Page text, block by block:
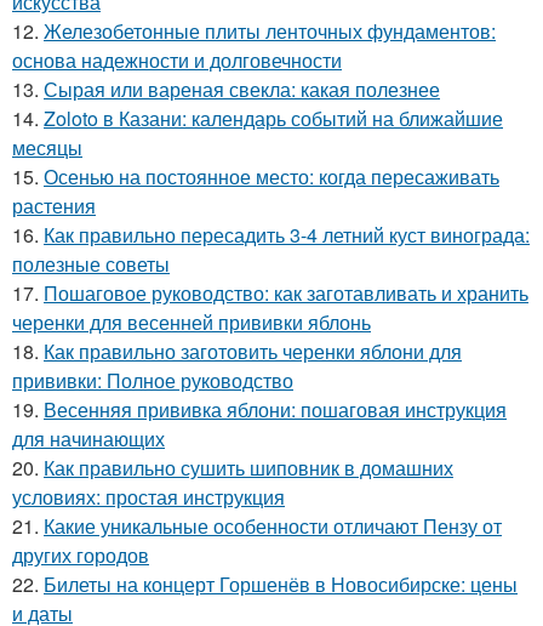
12. Железобетонные плиты ленточных фундаментов:
основа надежности и долговечности
13. Сырая или вареная свекла: какая полезнее
14. Zoloto в Казани: календарь событий на ближайшие
месяцы
15. Осенью на постоянное место: когда пересаживать
растения
16. Как правильно пересадить 3-4 летний куст винограда:
полезные советы
17. Пошаговое руководство: как заготавливать и хранить
черенки для весенней прививки яблонь
18. Как правильно заготовить черенки яблони для
прививки: Полное руководство
19. Весенняя прививка яблони: пошаговая инструкция
для начинающих
20. Как правильно сушить шиповник в домашних
условиях: простая инструкция
21. Какие уникальные особенности отличают Пензу от
других городов
22. Билеты на концерт Горшенёв в Новосибирске: цены
и даты